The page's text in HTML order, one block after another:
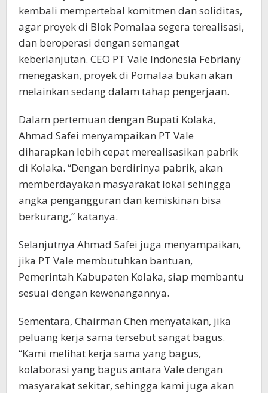
kembali mempertebal komitmen dan soliditas,
agar proyek di Blok Pomalaa segera terealisasi,
dan beroperasi dengan semangat
keberlanjutan. CEO PT Vale Indonesia Febriany
menegaskan, proyek di Pomalaa bukan akan
melainkan sedang dalam tahap pengerjaan.
Dalam pertemuan dengan Bupati Kolaka,
Ahmad Safei menyampaikan PT Vale
diharapkan lebih cepat merealisasikan pabrik
di Kolaka. “Dengan berdirinya pabrik, akan
memberdayakan masyarakat lokal sehingga
angka pengangguran dan kemiskinan bisa
berkurang,” katanya.
Selanjutnya Ahmad Safei juga menyampaikan,
jika PT Vale membutuhkan bantuan,
Pemerintah Kabupaten Kolaka, siap membantu
sesuai dengan kewenangannya.
Sementara, Chairman Chen menyatakan, jika
peluang kerja sama tersebut sangat bagus.
“Kami melihat kerja sama yang bagus,
kolaborasi yang bagus antara Vale dengan
masyarakat sekitar, sehingga kami juga akan